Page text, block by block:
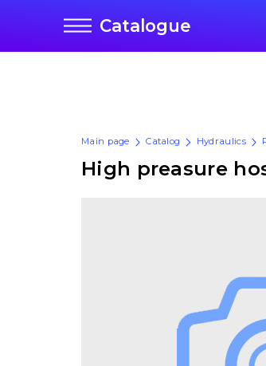
Catalogue
Main page Catalog Hydraulics
High preasure